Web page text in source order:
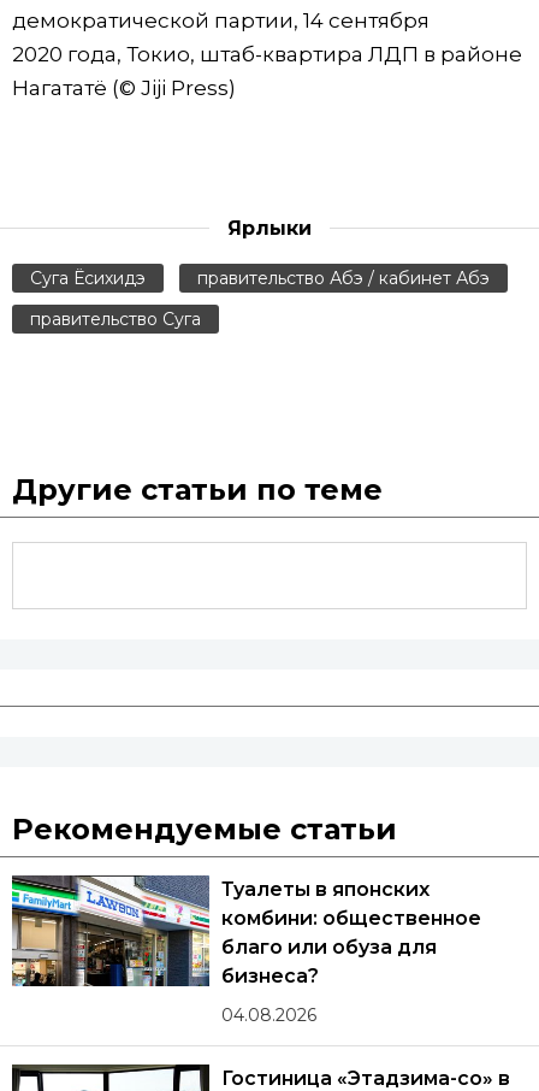
демократической партии, 14 сентября
2020 года, Токио, штаб-квартира ЛДП в районе
Нагататё (© Jiji Press)
Ярлыки
Суга Ёсихидэ
правительство Абэ / кабинет Абэ
правительство Суга
Другие статьи по теме
Рекомендуемые статьи
Туалеты в японских
комбини: общественное
благо или обуза для
бизнеса?
04.08.2026
Гостиница «Этадзима-со» в